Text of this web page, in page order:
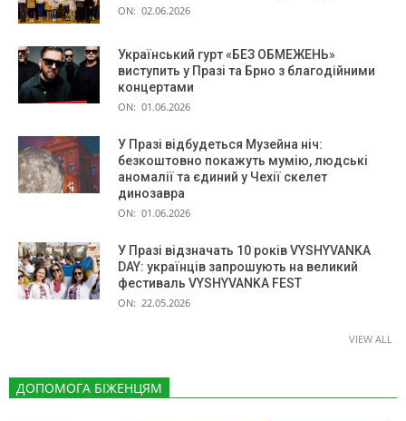
ON: 02.06.2026
Український гурт «БЕЗ ОБМЕЖЕНЬ»
виступить у Празі та Брно з благодійними
концертами
ON: 01.06.2026
У Празі відбудеться Музейна ніч:
безкоштовно покажуть мумію, людські
аномалії та єдиний у Чехії скелет
динозавра
ON: 01.06.2026
У Празі відзначать 10 років VYSHYVANKA
DAY: українців запрошують на великий
фестиваль VYSHYVANKA FEST
ON: 22.05.2026
VIEW ALL
ДОПОМОГА БІЖЕНЦЯМ